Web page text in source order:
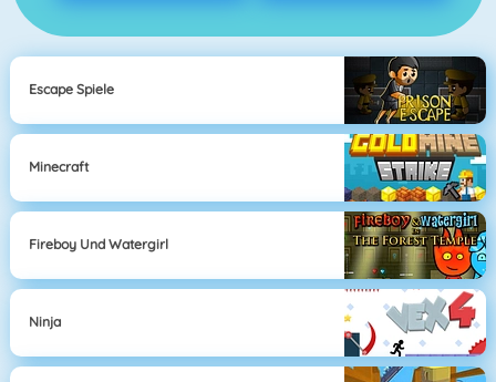
Escape Spiele
Minecraft
Fireboy Und Watergirl
Ninja